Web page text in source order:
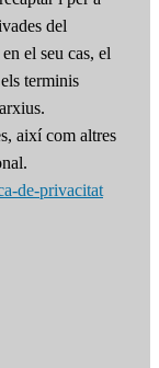
del
el seu cas, el
terminis
així com altres
de-privacitat